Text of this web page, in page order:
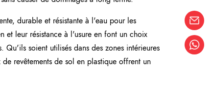
durable et résistante à l'eau pour les
et leur résistance à l'usure en font un choix
soient utilisés dans des zones intérieures
revêtements de sol en plastique offrent un